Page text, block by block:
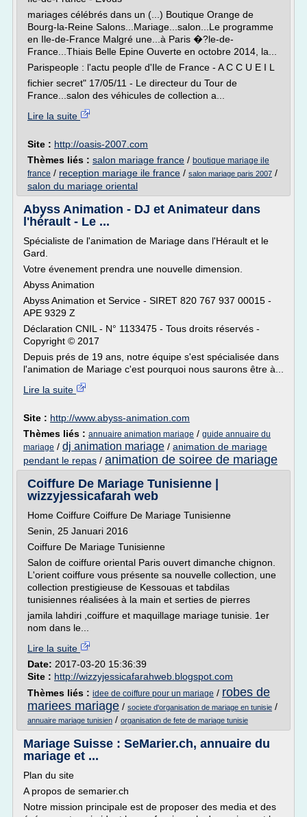
mariages célébrés dans un (...) Boutique Orange de
Bourg-la-Reine Salons...Mariage...salon...Le programme
en Ile-de-France Malgré une...à Paris �?le-de-
France...Thiais Belle Epine Ouverte en octobre 2014, la...
Parispeople : l'actu people d'Ile de France - A C C U E I L
fichier secret" 17/05/11 - Le directeur du Tour de
France...salon des véhicules de collection a...
Lire la suite
Site : http://oasis-2007.com
Thèmes liés : salon mariage france / boutique mariage ile
france / reception mariage ile france / salon mariage paris 2007 /
salon du mariage oriental
Abyss Animation - DJ et Animateur dans
l'hérault - Le ...
Spécialiste de l'animation de Mariage dans l'Hérault et le
Gard.
Votre évenement prendra une nouvelle dimension.
Abyss Animation
Abyss Animation et Service - SIRET 820 767 937 00015 -
APE 9329 Z
Déclaration CNIL - N° 1133475 - Tous droits réservés -
Copyright © 2017
Depuis prés de 19 ans, notre équipe s'est spécialisée dans
l'animation de Mariage c'est pourquoi nous saurons être à...
Lire la suite
Site : http://www.abyss-animation.com
Thèmes liés : annuaire animation mariage / guide annuaire du
mariage / dj animation mariage / animation de mariage
pendant le repas / animation de soiree de mariage
Coiffure De Mariage Tunisienne |
wizzyjessicafarah web
Home Coiffure Coiffure De Mariage Tunisienne
Senin, 25 Januari 2016
Coiffure De Mariage Tunisienne
Salon de coiffure oriental Paris ouvert dimanche chignon.
L'orient coiffure vous présente sa nouvelle collection, une
collection prestigieuse de Kessouas et tabdilas
tunisiennes réalisées à la main et serties de pierres
jamila lahdiri ,coiffure et maquillage mariage tunisie. 1er
nom dans le...
Lire la suite
Date: 2017-03-20 15:36:39
Site : http://wizzyjessicafarahweb.blogspot.com
Thèmes liés : idee de coiffure pour un mariage / robes de
mariees mariage / societe d'organisation de mariage en tunisie /
annuaire mariage tunisien / organisation de fete de mariage tunisie
Mariage Suisse : SeMarier.ch, annuaire du
mariage et ...
Plan du site
A propos de semarier.ch
Notre mission principale est de proposer des media et des